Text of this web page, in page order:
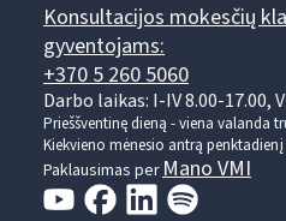
Konsultacijos mokesčių
gyventojams:
+370 5 260 5060
Darbo laikas: I-IV 8.00-17.00,
Prieššventinę dieną - viena valanda
Kiekvieno mėnesio antrą penktadienį
Paklausimas per Mano VMI